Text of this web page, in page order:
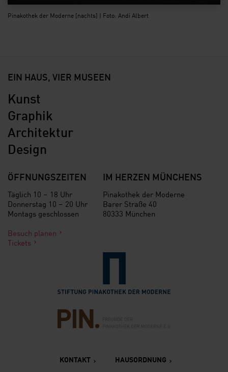
Pinakothek der Moderne [nachts] | Foto: Andi Albert
EIN HAUS, VIER MUSEEN
Kunst
Graphik
Architektur
Design
ÖFFNUNGSZEITEN
Täglich 10 – 18 Uhr
Donnerstag 10 – 20 Uhr
Montags geschlossen
Besuch planen
Tickets
IM HERZEN MÜNCHENS
Pinakothek der Moderne
Barer Straße 40
80333 München
Verlinkung zur Seite der
KONTAKT HAUSORDNUNG